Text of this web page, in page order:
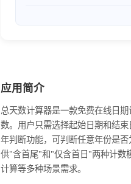
应用简介
总天数计算器是一款免费在线日
数。用户只需选择起始日期和结
年判断功能，可判断任意年份是
供"含首尾"和"仅含首日"两种计数
计算等多种场景需求。